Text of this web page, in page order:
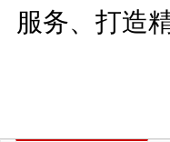
服务、打造